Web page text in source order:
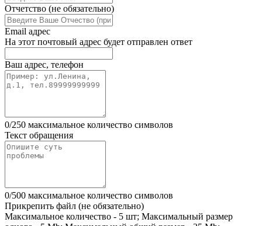
Отчетство (не обязательно)
Email адрес
На этот почтовый адрес будет отправлен ответ
Ваш адрес, телефон
0/250 максимальное количество символов
Текст обращения
0/500 максимальное количество символов
Прикрепить файл (не обязательно)
Максимальное количество - 5 шт; Максимальный размер